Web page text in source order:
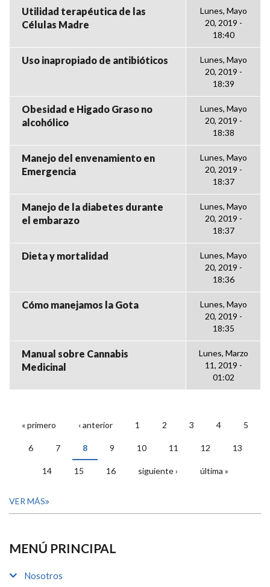
Utilidad terapéutica de las
Células Madre
Lunes, Mayo
20, 2019 -
18:40
Uso inapropiado de antibióticos
Lunes, Mayo
20, 2019 -
18:39
Obesidad e Higado Graso no
alcohólico
Lunes, Mayo
20, 2019 -
18:38
Manejo del envenamiento en
Emergencia
Lunes, Mayo
20, 2019 -
18:37
Manejo de la diabetes durante
el embarazo
Lunes, Mayo
20, 2019 -
18:37
Dieta y mortalidad
Lunes, Mayo
20, 2019 -
18:36
Cómo manejamos la Gota
Lunes, Mayo
20, 2019 -
18:35
Manual sobre Cannabis
Medicinal
Lunes, Marzo
11, 2019 -
01:02
PÁGINAS
« primero ‹ anterior 1 2 3 4 5
6 7 8 9 10 11 12 13
14 15 16 siguiente › última »
VER MÁS
MENÚ PRINCIPAL
Nosotros